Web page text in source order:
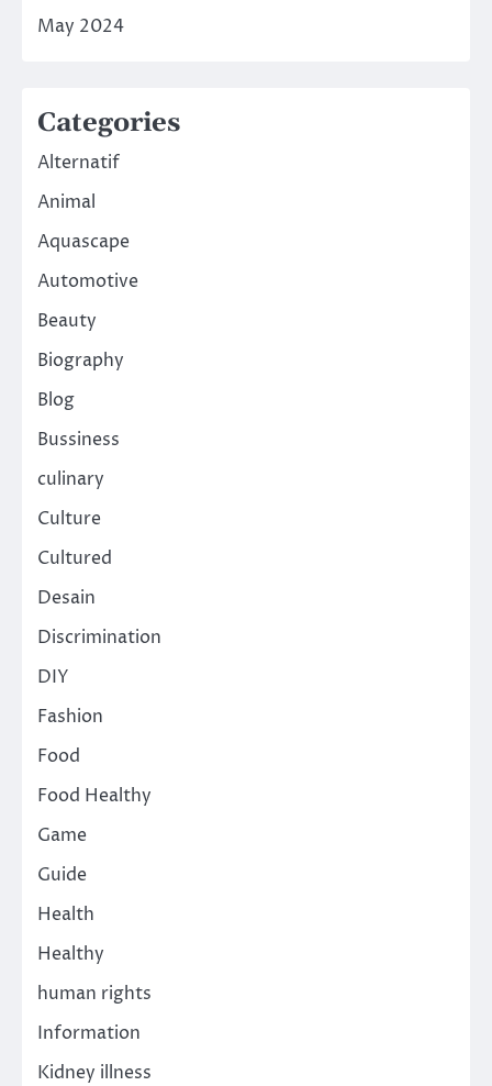
May 2024
Categories
Alternatif
Animal
Aquascape
Automotive
Beauty
Biography
Blog
Bussiness
culinary
Culture
Cultured
Desain
Discrimination
DIY
Fashion
Food
Food Healthy
Game
Guide
Health
Healthy
human rights
Information
Kidney illness